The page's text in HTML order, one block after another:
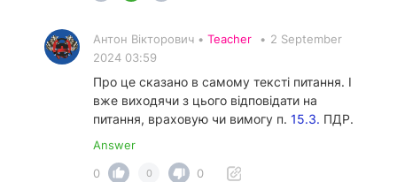
Антон Вікторович • Teacher • 2 September
2024 03:59
Про це сказано в самому тексті питання. І
вже виходячи з цього відповідати на
питання, враховую чи вимогу п. 15.3. ПДР.
Answer
0
0 0